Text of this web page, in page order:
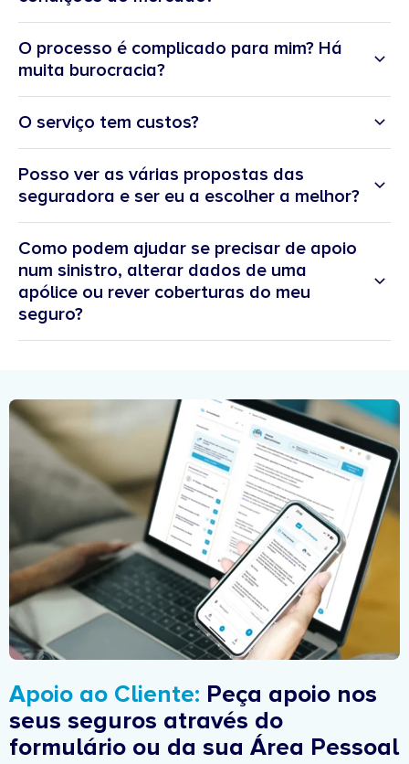
O processo é complicado para mim? Há
muita burocracia?
O serviço tem custos?
Posso ver as várias propostas das
seguradora e ser eu a escolher a melhor?
Como podem ajudar se precisar de apoio
num sinistro, alterar dados de uma
apólice ou rever coberturas do meu
seguro?
ao cliente
Apoio ao Cliente: Peça apoio nos
seus seguros através do
formulário ou da sua Área Pessoal